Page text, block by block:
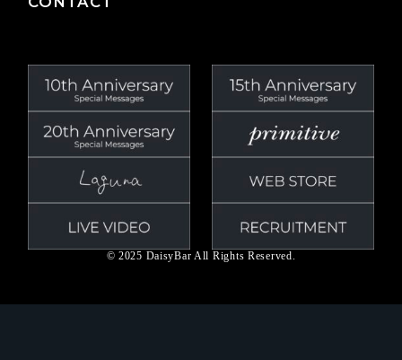
© 2025 DaisyBar All Rights Reserved.